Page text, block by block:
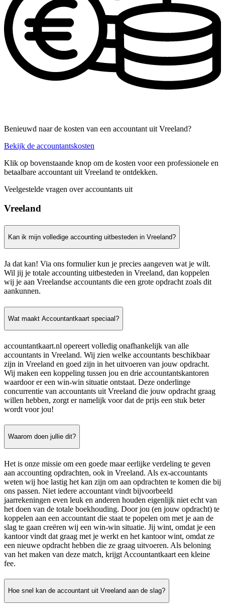
Benieuwd naar de kosten van een accountant uit Vreeland?
Bekijk de accountantskosten
Klik op bovenstaande knop om de kosten voor een professionele en
betaalbare accountant uit Vreeland te ontdekken.
Veelgestelde vragen over accountants uit
Vreeland
Kan ik mijn volledige accounting uitbesteden in Vreeland?
Ja dat kan! Via ons formulier kun je precies aangeven wat je wilt.
Wil jij je totale accounting uitbesteden in Vreeland, dan koppelen
wij je aan Vreelandse accountants die een grote opdracht zoals dit
aankunnen.
Wat maakt Accountantkaart speciaal?
accountantkaart.nl opereert volledig onafhankelijk van alle
accountants in Vreeland. Wij zien welke accountants beschikbaar
zijn in Vreeland en goed zijn in het uitvoeren van jouw opdracht.
Wij maken een koppeling tussen jou en drie accountantskantoren
waardoor er een win-win situatie ontstaat. Deze onderlinge
concurrentie van accountants uit Vreeland die jouw opdracht graag
willen hebben, zorgt er namelijk voor dat de prijs een stuk beter
wordt voor jou!
Waarom doen jullie dit?
Het is onze missie om een goede maar eerlijke verdeling te geven
aan accounting opdrachten, ook in Vreeland. Als ex-accountants
weten wij hoe lastig het kan zijn om aan opdrachten te komen die bij
ons passen. Niet iedere accountant vindt bijvoorbeeld
jaarrekeningen even leuk en anderen houden eigenlijk niet echt van
het doen van de totale boekhouding. Door jou (en jouw opdracht) te
koppelen aan een accountant die staat te popelen om met je aan de
slag te gaan creëren wij een win-win situatie. Jij wint, omdat je een
kantoor vindt dat graag met je werkt en het kantoor wint, omdat ze
een nieuwe opdracht hebben die ze graag uitvoeren. Als beloning
van het maken van deze match, krijgt Accountantkaart een kleine
fee.
Hoe snel kan de accountant uit Vreeland aan de slag?